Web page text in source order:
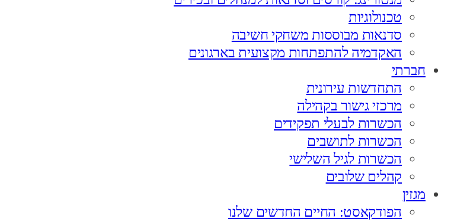
טכנולוגיות
סדנאות מבוססות משחקי חשיבה
האקדמיה להתפתחות מקצועית בארגונים
חברתי
התחדשות עירונית
מרכזי גישור בקהילה
הכשרות לבעלי תפקידים
הכשרות לתושבים
הכשרות לגיל השלישי
קהלים שלובים
מגזין
הפודקאסט: החיים החדשים שלנו